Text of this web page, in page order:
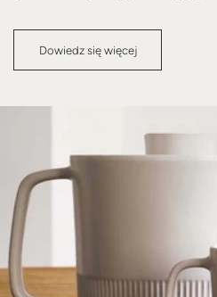
Dowiedz się więcej